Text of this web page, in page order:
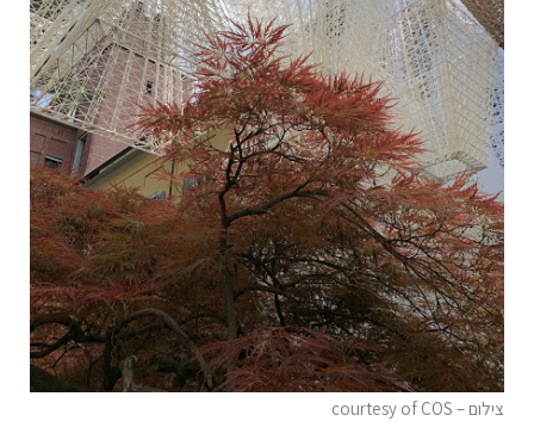
צילום – courtesy of COS